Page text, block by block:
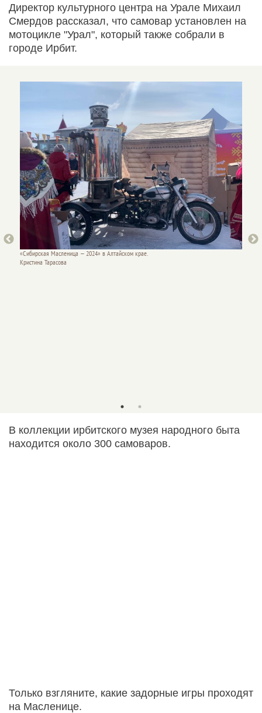
Директор культурного центра на Урале Михаил
Смердов рассказал, что самовар установлен на
мотоцикле "Урал", который также собрали в
городе Ирбит.
«Сибирская Масленица — 2024» в Алтайском крае.
Кристина Тарасова
В коллекции ирбитского музея народного быта
находится около 300 самоваров.
Только взгляните, какие задорные игры проходят
на Масленице.